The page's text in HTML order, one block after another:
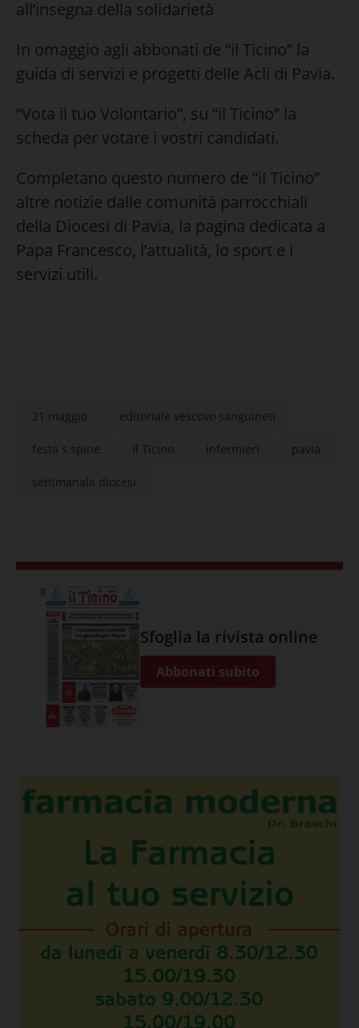
all’insegna della solidarietà
In omaggio agli abbonati de “il Ticino” la
guida di servizi e progetti delle Acli di Pavia.
“Vota il tuo Volontario”, su “il Ticino” la
scheda per votare i vostri candidati.
Completano questo numero de “il Ticino”
altre notizie dalle comunità parrocchiali
della Diocesi di Pavia, la pagina dedicata a
Papa Francesco, l’attualità, lo sport e i
servizi utili.
21 maggio editoriale vescovo sanguineti
festa s.spine Il Ticino infermieri pavia
settimanala diocesi
Sfoglia la rivista online
Abbonati subito